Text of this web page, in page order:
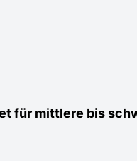
für mittlere bis